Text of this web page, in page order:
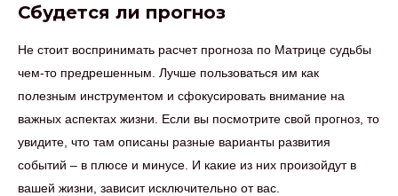
Сбудется ли прогноз
Не стоит воспринимать расчет прогноза по Матрице судьбы
чем-то предрешенным. Лучше пользоваться им как
полезным инструментом и сфокусировать внимание на
важных аспектах жизни. Если вы посмотрите свой прогноз, то
увидите, что там описаны разные варианты развития
событий – в плюсе и минусе. И какие из них произойдут в
вашей жизни, зависит исключительно от вас.